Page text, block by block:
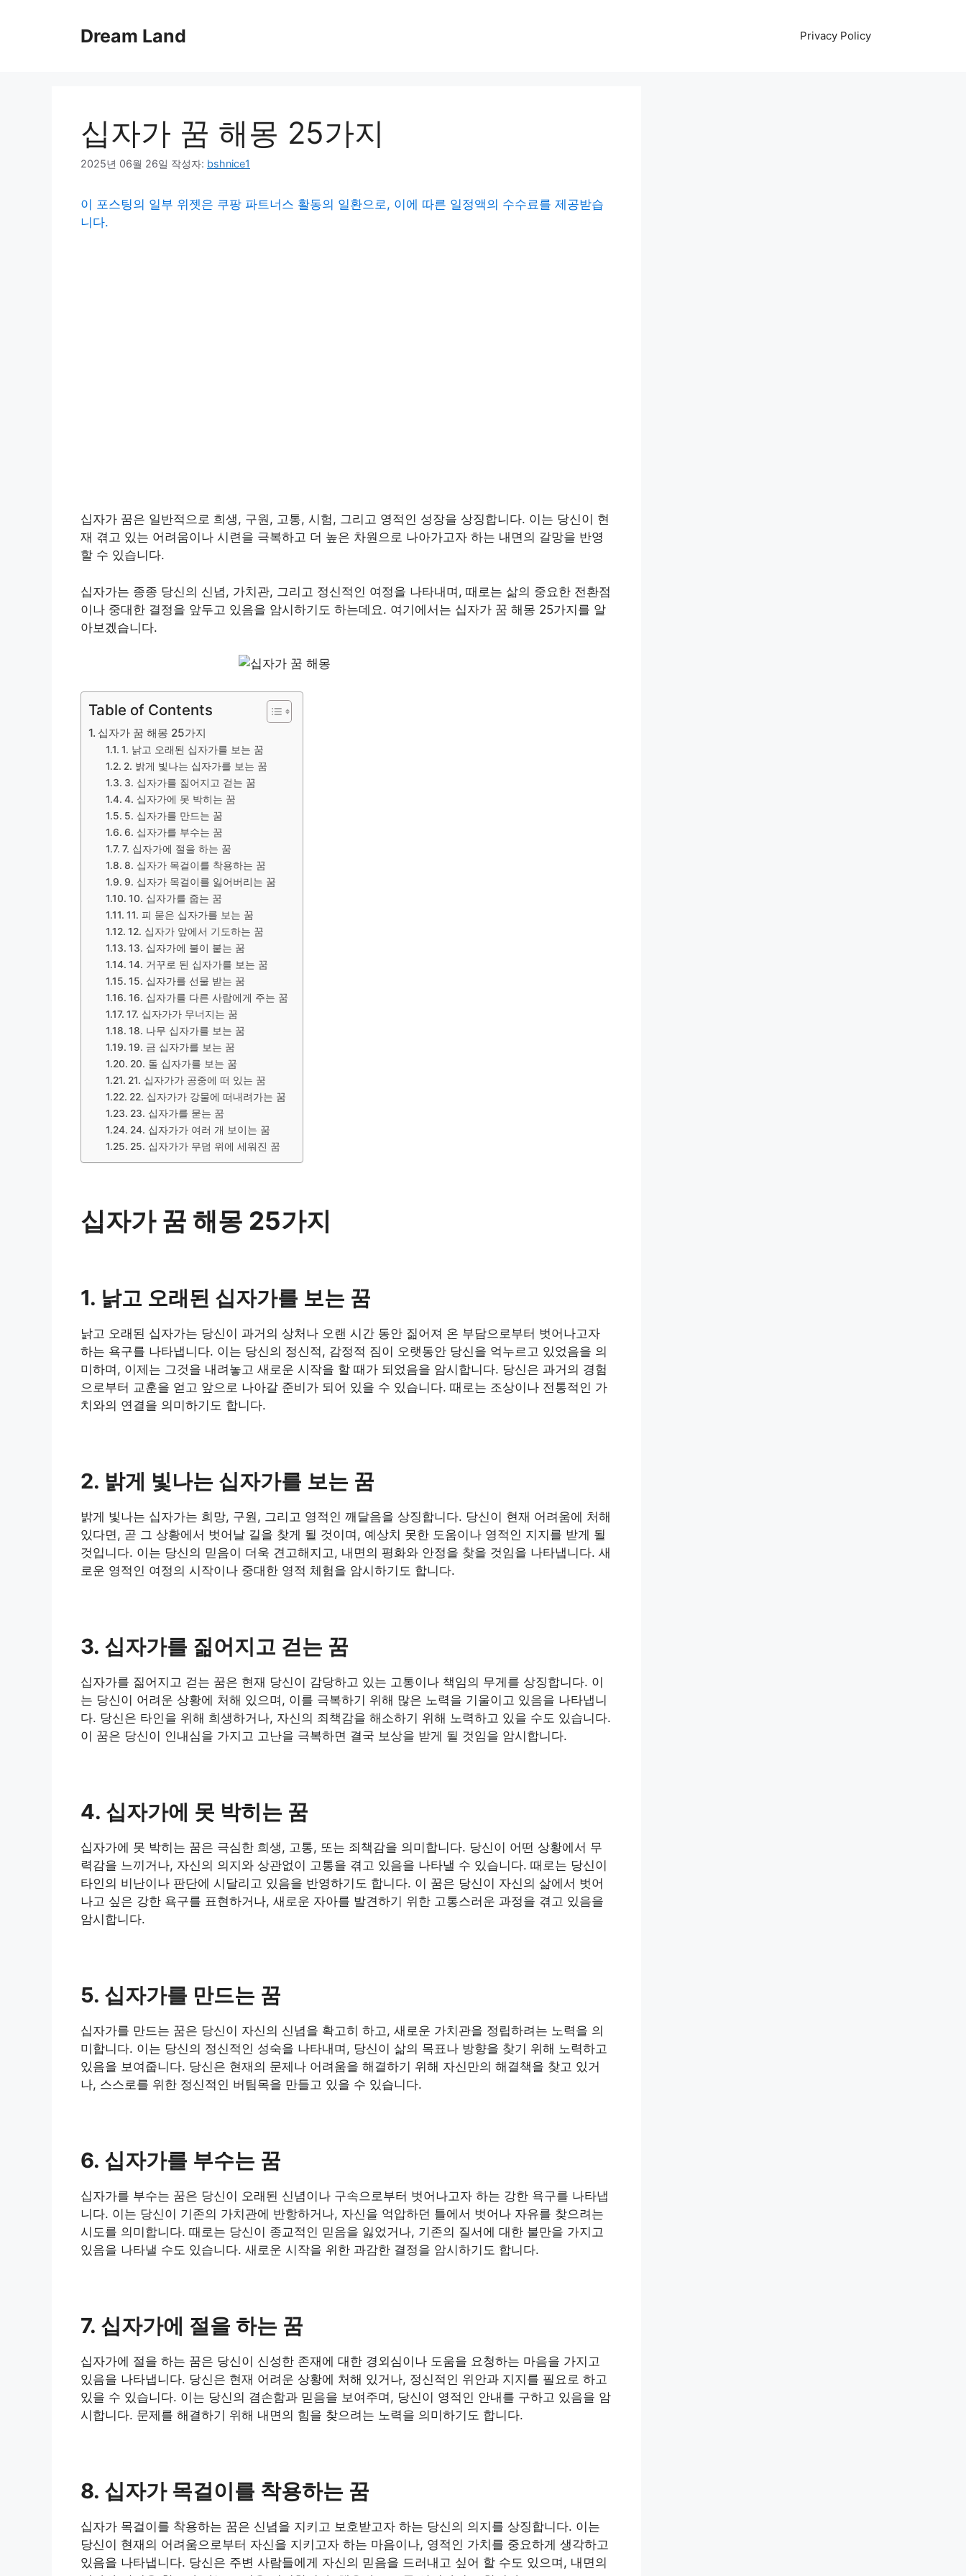
Dream Land Privacy Policy
십자가 꿈 해몽 25가지
2025년 06월 26일 작성자: bshnice1
이 포스팅의 일부 위젯은 쿠팡 파트너스 활동의 일환으로, 이에 따른 일정액의 수수료를 제공받습
니다.
십자가 꿈은 일반적으로 희생, 구원, 고통, 시험, 그리고 영적인 성장을 상징합니다. 이는 당신이 현
재 겪고 있는 어려움이나 시련을 극복하고 더 높은 차원으로 나아가고자 하는 내면의 갈망을 반영
할 수 있습니다.
십자가는 종종 당신의 신념, 가치관, 그리고 정신적인 여정을 나타내며, 때로는 삶의 중요한 전환점
이나 중대한 결정을 앞두고 있음을 암시하기도 하는데요. 여기에서는 십자가 꿈 해몽 25가지를 알
아보겠습니다.
Table of Contents
십자가 꿈 해몽 25가지
1. 낡고 오래된 십자가를 보는 꿈
2. 밝게 빛나는 십자가를 보는 꿈
3. 십자가를 짊어지고 걷는 꿈
4. 십자가에 못 박히는 꿈
5. 십자가를 만드는 꿈
6. 십자가를 부수는 꿈
7. 십자가에 절을 하는 꿈
8. 십자가 목걸이를 착용하는 꿈
9. 십자가 목걸이를 잃어버리는 꿈
10. 십자가를 줍는 꿈
11. 피 묻은 십자가를 보는 꿈
12. 십자가 앞에서 기도하는 꿈
13. 십자가에 불이 붙는 꿈
14. 거꾸로 된 십자가를 보는 꿈
15. 십자가를 선물 받는 꿈
16. 십자가를 다른 사람에게 주는 꿈
17. 십자가가 무너지는 꿈
18. 나무 십자가를 보는 꿈
19. 금 십자가를 보는 꿈
20. 돌 십자가를 보는 꿈
21. 십자가가 공중에 떠 있는 꿈
22. 십자가가 강물에 떠내려가는 꿈
23. 십자가를 묻는 꿈
24. 십자가가 여러 개 보이는 꿈
25. 십자가가 무덤 위에 세워진 꿈
십자가 꿈 해몽 25가지
1. 낡고 오래된 십자가를 보는 꿈
낡고 오래된 십자가는 당신이 과거의 상처나 오랜 시간 동안 짊어져 온 부담으로부터 벗어나고자
하는 욕구를 나타냅니다. 이는 당신의 정신적, 감정적 짐이 오랫동안 당신을 억누르고 있었음을 의
미하며, 이제는 그것을 내려놓고 새로운 시작을 할 때가 되었음을 암시합니다. 당신은 과거의 경험
으로부터 교훈을 얻고 앞으로 나아갈 준비가 되어 있을 수 있습니다. 때로는 조상이나 전통적인 가
치와의 연결을 의미하기도 합니다.
2. 밝게 빛나는 십자가를 보는 꿈
밝게 빛나는 십자가는 희망, 구원, 그리고 영적인 깨달음을 상징합니다. 당신이 현재 어려움에 처해
있다면, 곧 그 상황에서 벗어날 길을 찾게 될 것이며, 예상치 못한 도움이나 영적인 지지를 받게 될
것입니다. 이는 당신의 믿음이 더욱 견고해지고, 내면의 평화와 안정을 찾을 것임을 나타냅니다. 새
로운 영적인 여정의 시작이나 중대한 영적 체험을 암시하기도 합니다.
3. 십자가를 짊어지고 걷는 꿈
십자가를 짊어지고 걷는 꿈은 현재 당신이 감당하고 있는 고통이나 책임의 무게를 상징합니다. 이
는 당신이 어려운 상황에 처해 있으며, 이를 극복하기 위해 많은 노력을 기울이고 있음을 나타냅니
다. 당신은 타인을 위해 희생하거나, 자신의 죄책감을 해소하기 위해 노력하고 있을 수도 있습니다.
이 꿈은 당신이 인내심을 가지고 고난을 극복하면 결국 보상을 받게 될 것임을 암시합니다.
4. 십자가에 못 박히는 꿈
십자가에 못 박히는 꿈은 극심한 희생, 고통, 또는 죄책감을 의미합니다. 당신이 어떤 상황에서 무
력감을 느끼거나, 자신의 의지와 상관없이 고통을 겪고 있음을 나타낼 수 있습니다. 때로는 당신이
타인의 비난이나 판단에 시달리고 있음을 반영하기도 합니다. 이 꿈은 당신이 자신의 삶에서 벗어
나고 싶은 강한 욕구를 표현하거나, 새로운 자아를 발견하기 위한 고통스러운 과정을 겪고 있음을
암시합니다.
5. 십자가를 만드는 꿈
십자가를 만드는 꿈은 당신이 자신의 신념을 확고히 하고, 새로운 가치관을 정립하려는 노력을 의
미합니다. 이는 당신의 정신적인 성숙을 나타내며, 당신이 삶의 목표나 방향을 찾기 위해 노력하고
있음을 보여줍니다. 당신은 현재의 문제나 어려움을 해결하기 위해 자신만의 해결책을 찾고 있거
나, 스스로를 위한 정신적인 버팀목을 만들고 있을 수 있습니다.
6. 십자가를 부수는 꿈
십자가를 부수는 꿈은 당신이 오래된 신념이나 구속으로부터 벗어나고자 하는 강한 욕구를 나타냅
니다. 이는 당신이 기존의 가치관에 반항하거나, 자신을 억압하던 틀에서 벗어나 자유를 찾으려는
시도를 의미합니다. 때로는 당신이 종교적인 믿음을 잃었거나, 기존의 질서에 대한 불만을 가지고
있음을 나타낼 수도 있습니다. 새로운 시작을 위한 과감한 결정을 암시하기도 합니다.
7. 십자가에 절을 하는 꿈
십자가에 절을 하는 꿈은 당신이 신성한 존재에 대한 경외심이나 도움을 요청하는 마음을 가지고
있음을 나타냅니다. 당신은 현재 어려운 상황에 처해 있거나, 정신적인 위안과 지지를 필요로 하고
있을 수 있습니다. 이는 당신의 겸손함과 믿음을 보여주며, 당신이 영적인 안내를 구하고 있음을 암
시합니다. 문제를 해결하기 위해 내면의 힘을 찾으려는 노력을 의미하기도 합니다.
8. 십자가 목걸이를 착용하는 꿈
십자가 목걸이를 착용하는 꿈은 신념을 지키고 보호받고자 하는 당신의 의지를 상징합니다. 이는
당신이 현재의 어려움으로부터 자신을 지키고자 하는 마음이나, 영적인 가치를 중요하게 생각하고
있음을 나타냅니다. 당신은 주변 사람들에게 자신의 믿음을 드러내고 싶어 할 수도 있으며, 내면의